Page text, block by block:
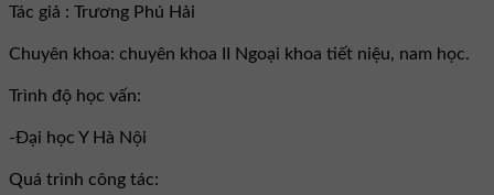
Tác giả : Trương Phú Hải
Chuyên khoa: chuyên khoa II Ngoại khoa tiết niệu, nam học.
Trình độ học vấn:
-Đại học Y Hà Nội
Quá trình công tác: